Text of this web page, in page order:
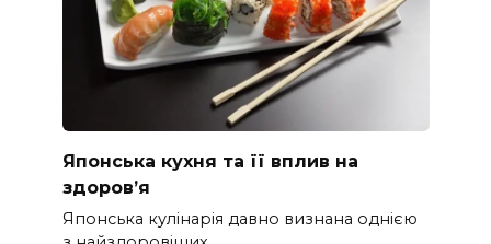
Японська кухня та її вплив на
здоров’я
Японська кулінарія давно визнана однією